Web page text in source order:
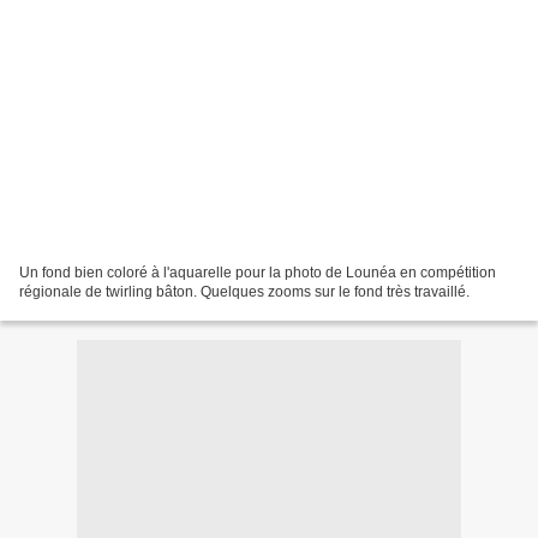
Un fond bien coloré à l'aquarelle pour la photo de Lounéa en compétition
régionale de twirling bâton. Quelques zooms sur le fond très travaillé.